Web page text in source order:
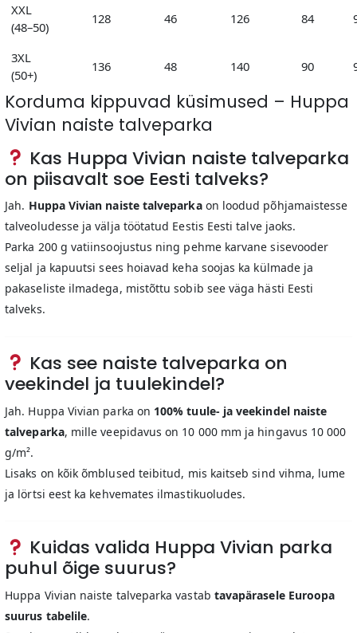
XXL
(48–50)
128 46 126 84
3XL
(50+)
136 48 140 90
Korduma kippuvad küsimused – Huppa
Vivian naiste talveparka
Kas Huppa Vivian naiste talveparka
on piisavalt soe Eesti talveks?
Jah. Huppa Vivian naiste talveparkaon loodud põhjamaistesse
talveoludesse ja välja töötatud Eestis Eesti talve jaoks.
Parka 200 g vatiinsoojustus ning pehme karvane sisevooder
seljal ja kapuutsi sees hoiavad keha soojas ka külmade ja
pakaseliste ilmadega, mistõttu sobib see väga hästi Eesti
talveks.
Kas see naiste talveparka on
veekindel ja tuulekindel?
Jah. Huppa Vivian parka on 100% tuule- ja veekindel naiste
talveparka, mille veepidavus on 10 000 mm ja hingavus 10 000
g/m².
Lisaks on kõik õmblused teibitud, mis kaitseb sind vihma, lume
ja lörtsi eest ka kehvemates ilmastikuoludes.
Kuidas valida Huppa Vivian parka
puhul õige suurus?
Huppa Vivian naiste talveparka vastab tavapärasele Euroopa
suurus tabelile.